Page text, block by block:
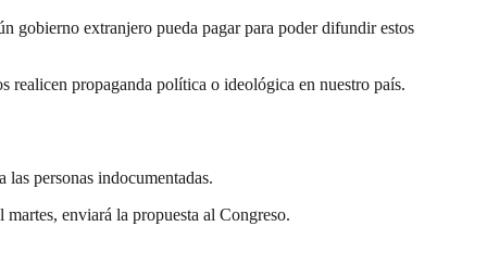
gobierno extranjero pueda pagar para poder difundir estos
realicen propaganda política o ideológica en nuestro país.
personas indocumentadas.
enviará la propuesta al Congreso.